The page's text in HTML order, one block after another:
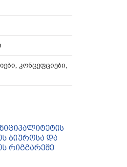
კონცეფციები,
ბიუროსა და
რიგგარეშე